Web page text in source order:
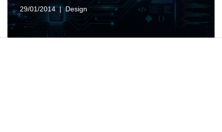
29/01/2014 Design